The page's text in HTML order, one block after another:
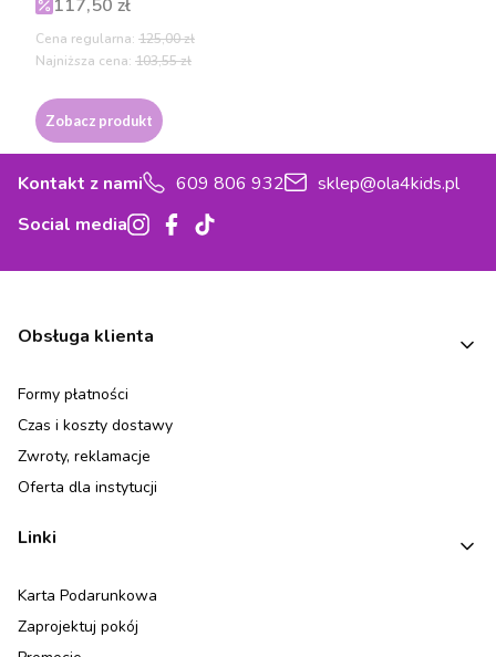
117,50 zł
Cena regularna: 125,00 zł
Najniższa cena: 103,55 zł
Zobacz produkt
Kontakt z nami 609 806 932
sklep@ola4kids.pl
Social media
Linki w stopce
Obsługa klienta
Formy płatności
Czas i koszty dostawy
Zwroty, reklamacje
Oferta dla instytucji
Linki
Karta Podarunkowa
Zaprojektuj pokój